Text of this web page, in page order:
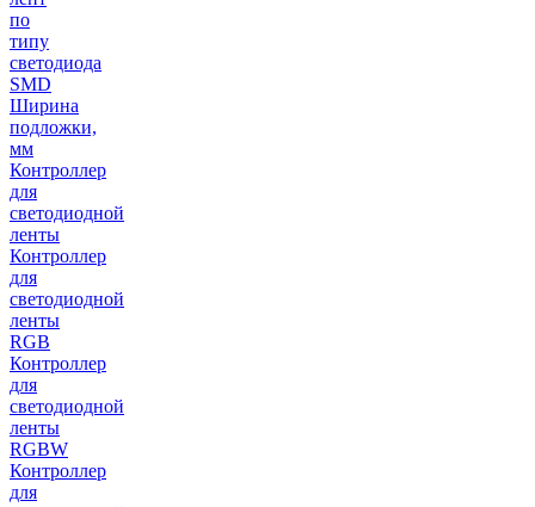
по
типу
светодиода
SMD
Ширина
подложки,
мм
Контроллер
для
светодиодной
ленты
Контроллер
для
светодиодной
ленты
RGB
Контроллер
для
светодиодной
ленты
RGBW
Контроллер
для